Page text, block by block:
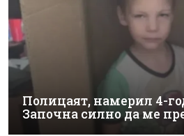
Полицаят, намерил 4-
Започна силно да ме